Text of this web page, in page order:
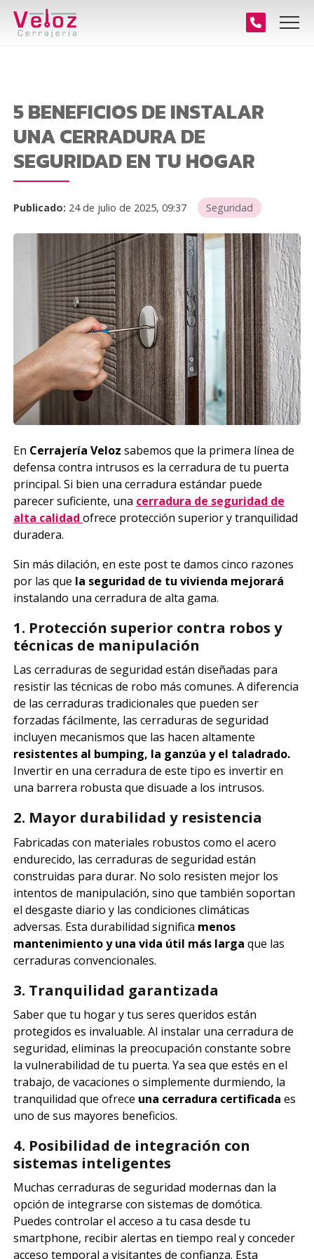
5 BENEFICIOS DE INSTALAR
UNA CERRADURA DE
SEGURIDAD EN TU HOGAR
Publicado: 24 de julio de 2025, 09:37 Seguridad
En Cerrajería Veloz sabemos que la primera línea de
defensa contra intrusos es la cerradura de tu puerta
principal. Si bien una cerradura estándar puede
parecer suficiente, una cerradura de seguridad de
alta calidad ofrece protección superior y tranquilidad
duradera.
Sin más dilación, en este post te damos cinco razones
por las que la seguridad de tu vivienda mejorará
instalando una cerradura de alta gama.
1. Protección superior contra robos y
técnicas de manipulación
Las cerraduras de seguridad están diseñadas para
resistir las técnicas de robo más comunes. A diferencia
de las cerraduras tradicionales que pueden ser
forzadas fácilmente, las cerraduras de seguridad
incluyen mecanismos que las hacen altamente
resistentes al bumping, la ganzúa y el taladrado.
Invertir en una cerradura de este tipo es invertir en
una barrera robusta que disuade a los intrusos.
2. Mayor durabilidad y resistencia
Fabricadas con materiales robustos como el acero
endurecido, las cerraduras de seguridad están
construidas para durar. No solo resisten mejor los
intentos de manipulación, sino que también soportan
el desgaste diario y las condiciones climáticas
adversas. Esta durabilidad significa menos
mantenimiento y una vida útil más larga que las
cerraduras convencionales.
3. Tranquilidad garantizada
Saber que tu hogar y tus seres queridos están
protegidos es invaluable. Al instalar una cerradura de
seguridad, eliminas la preocupación constante sobre
la vulnerabilidad de tu puerta. Ya sea que estés en el
trabajo, de vacaciones o simplemente durmiendo, la
tranquilidad que ofrece una cerradura certificada es
uno de sus mayores beneficios.
4. Posibilidad de integración con
sistemas inteligentes
Muchas cerraduras de seguridad modernas dan la
opción de integrarse con sistemas de domótica.
Puedes controlar el acceso a tu casa desde tu
smartphone, recibir alertas en tiempo real y conceder
acceso temporal a visitantes de confianza. Esta